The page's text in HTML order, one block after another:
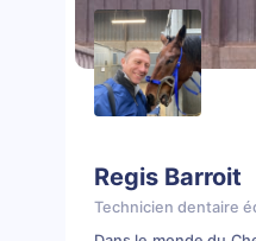
Regis Barroit
Technicien dentaire